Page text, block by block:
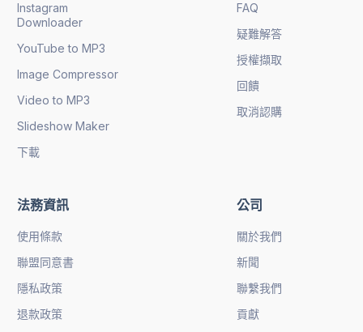
Instagram
Downloader
YouTube to MP3
Image Compressor
Video to MP3
Slideshow Maker
下載
FAQ
疑難解答
授權擷取
回饋
取消認購
法務資訊
使用條款
聯盟同意書
隱私政策
退款政策
公司
關於我們
新聞
聯繫我們
貢獻